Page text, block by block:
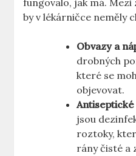
fungovalo, jak má.
by v lékárničce neměly
Obvazy a
drobných
které se
objevovat.
jsou
roztoky,
rány čisté a